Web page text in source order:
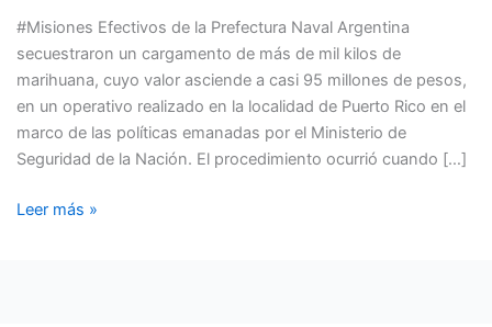
#Misiones Efectivos de la Prefectura Naval Argentina
secuestraron un cargamento de más de mil kilos de
marihuana, cuyo valor asciende a casi 95 millones de pesos,
en un operativo realizado en la localidad de Puerto Rico en el
marco de las políticas emanadas por el Ministerio de
Seguridad de la Nación. El procedimiento ocurrió cuando […]
MARIHUANA
Leer más »